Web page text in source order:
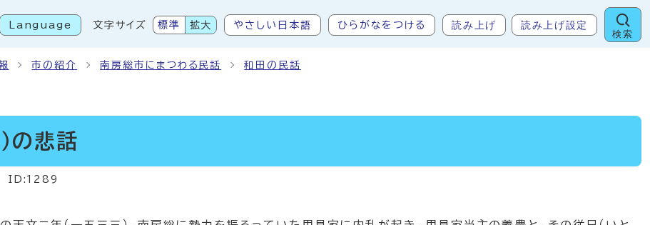
Language 文字サイズ 標準 拡大 やさしい日本語 ひらがなをつける 読み上げ 読み上げ設定
検索
市の紹介 南房総市にまつわる民話 和田の民話
の悲話
ID:1289